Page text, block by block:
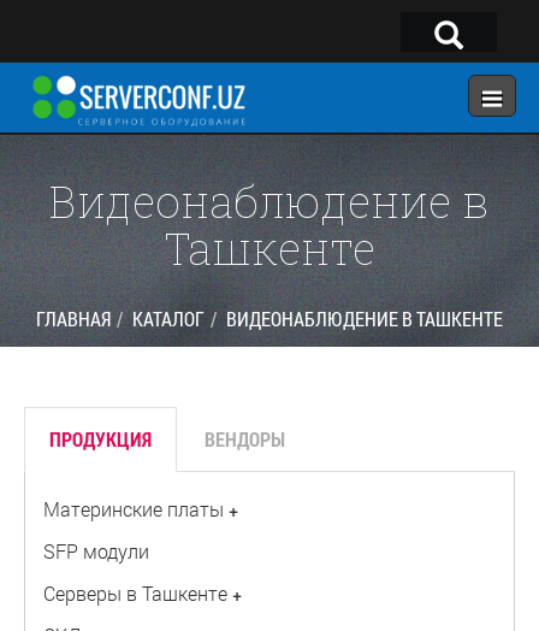
×
ГЛАВНАЯ
КОНФИГУРАТОР
КАТАЛОГ
УСЛУГИ
Telegram:@serverconf_uz
Тел: (90) 932-18-00
Видеонаблюдение в
Ташкенте
ГЛАВНАЯ КАТАЛОГ ВИДЕОНАБЛЮДЕНИЕ В ТАШКЕНТЕ
ПРОДУКЦИЯ ВЕНДОРЫ
Материнские платы +
SFP модули
Серверы в Ташкенте +